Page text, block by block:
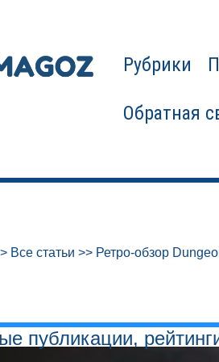
Рубрики
Обратная
Все статьи >> Ретро-обзор
публикации,